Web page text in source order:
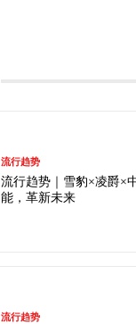
流行趋势
流行趋势｜雪豹×凌爵×
能，革新未来
流行趋势